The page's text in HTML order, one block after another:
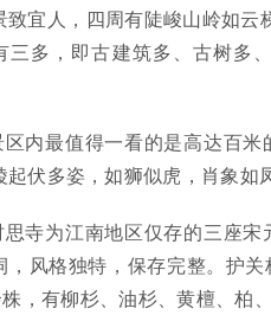
致宜人，四周有陡峻山岭如云
三多，即古建筑多、古树多
区内最值得一看的是高达百
起伏多姿，如狮似虎，肖象如
思寺为江南地区仅存的三座
，风格独特，保存完整。护
，有柳杉、油杉、黄檀、柏